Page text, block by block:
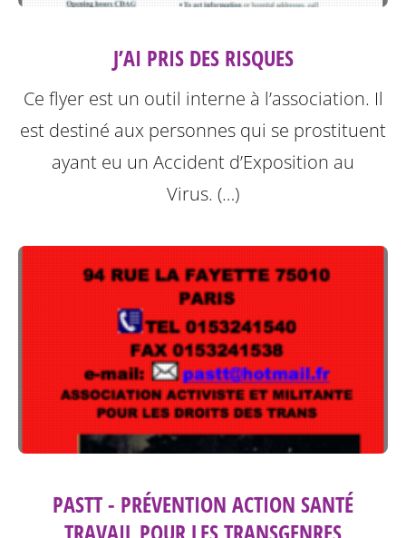
J’AI PRIS DES RISQUES
Ce flyer est un outil interne à l’association. Il
est destiné aux personnes qui se prostituent
ayant eu un Accident d’Exposition au
Virus. (…)
PASTT - PRÉVENTION ACTION SANTÉ